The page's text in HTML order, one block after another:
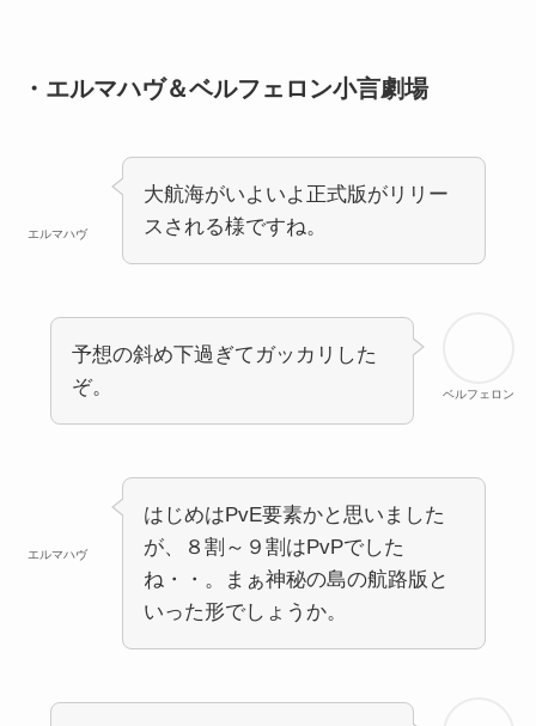
・エルマハヴ＆ベルフェロン小言劇場
エルマハヴ
大航海がいよいよ正式版がリリー
スされる様ですね。
ベルフェロン
予想の斜め下過ぎてガッカリした
ぞ。
エルマハヴ
はじめはPvE要素かと思いました
が、８割～９割はPvPでした
ね・・。まぁ神秘の島の航路版と
いった形でしょうか。